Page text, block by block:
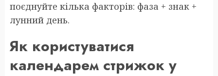
поєднуйте кілька факторів: фаза + знак +
лунний день.
Як користуватися
календарем стрижок у